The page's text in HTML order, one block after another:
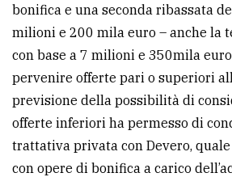
bonifica e una seconda ribassata
milioni e 200 mila euro – anche la
con base a 7 milioni e 350mila
pervenire offerte pari o superiori
previsione della possibilità di
offerte inferiori ha permesso di
trattativa privata con Devero,
con opere di bonifica a carico